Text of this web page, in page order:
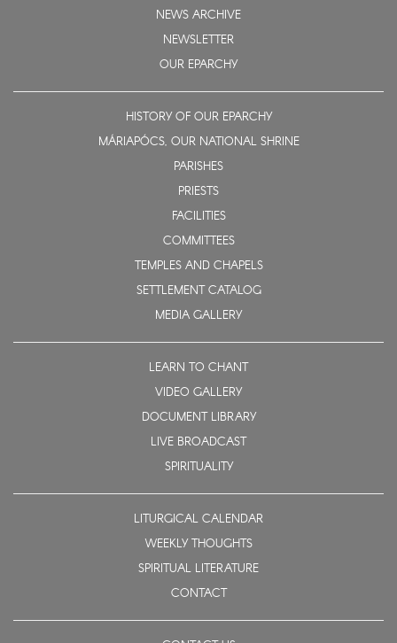
NEWS ARCHIVE
NEWSLETTER
OUR EPARCHY
HISTORY OF OUR EPARCHY
MÁRIAPÓCS, OUR NATIONAL SHRINE
PARISHES
PRIESTS
FACILITIES
COMMITTEES
TEMPLES AND CHAPELS
SETTLEMENT CATALOG
MEDIA GALLERY
LEARN TO CHANT
VIDEO GALLERY
DOCUMENT LIBRARY
LIVE BROADCAST
SPIRITUALITY
LITURGICAL CALENDAR
WEEKLY THOUGHTS
SPIRITUAL LITERATURE
CONTACT